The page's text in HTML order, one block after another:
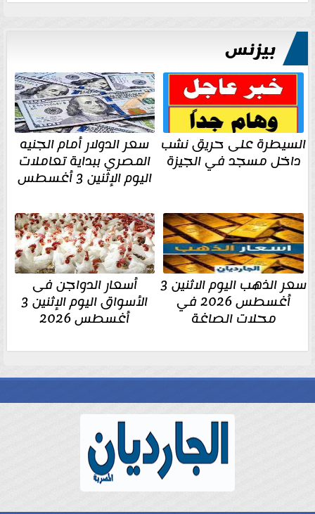
بيزنس
السيطرة على حريق نشب
داخل مسجد في الجيزة
سعر الدولار أمام الجنيه
المصري ببداية تعاملات
اليوم الإثنين 3 أغسطس
سعر الذهب اليوم الاثنين 3
أغسطس 2026 في
محلات الصاغة
أسعار الدواجن فى
الأسواق اليوم الإثنين 3
أغسطس 2026